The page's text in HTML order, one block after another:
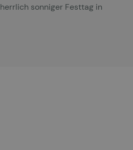
sonniger Festtag in